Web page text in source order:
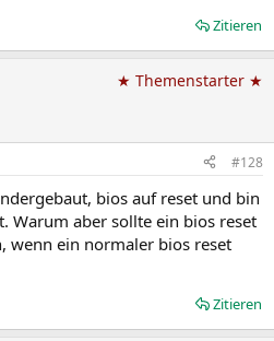
Zitieren
★ Themenstarter ★
#128
bios auf reset und bin
Warum aber sollte ein bios reset
wenn ein normaler bios reset
Zitieren